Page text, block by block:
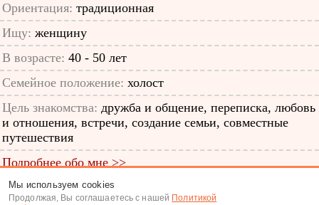
Ориентация: традиционная
Ищу: женщину
В возрасте: 40 - 50 лет
Семейное положение: холост
Цель знакомства: дружба и общение, переписка, любовь
и отношения, встречи, создание семьи, совместные
путешествия
Подробнее обо мне >>
ID анкеты: 57411222
Мы используем cookies
Продолжая, Вы соглашаетесь с нашей Политикой